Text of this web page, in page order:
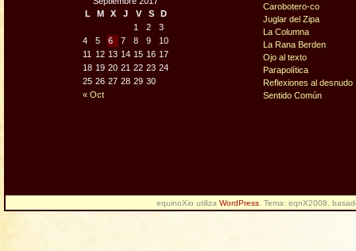
L
M X J V S D
« Oct
1 2
3
4
5 6 7 8 9
10
11
12 13 14 15 16 17
18 19 20 21 22 23 24
25 26 27 28 29 30
Carobotero-co
Juglar del Zipa
La Columna
La Rana Berden
Ojo al texto
Parapolítica
Reflexiones al desnudo
Sentido Común
equinoXio utiliza WordPress. Tema: eqnX2008,